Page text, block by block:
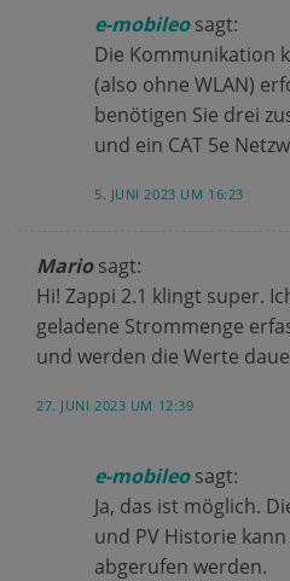
e-mobileo sagt:
Die Kommunikation
(also ohne WLAN)
benötigen Sie drei
und ein CAT 5e
5. JUNI 2023 UM 16:23
Mario sagt:
Hi! Zappi 2.1 klingt super.
geladene Strommenge
und werden die Werte
27. JUNI 2023 UM 12:39
e-mobileo sagt:
Ja, das ist möglich.
und PV Historie
abgerufen werden.